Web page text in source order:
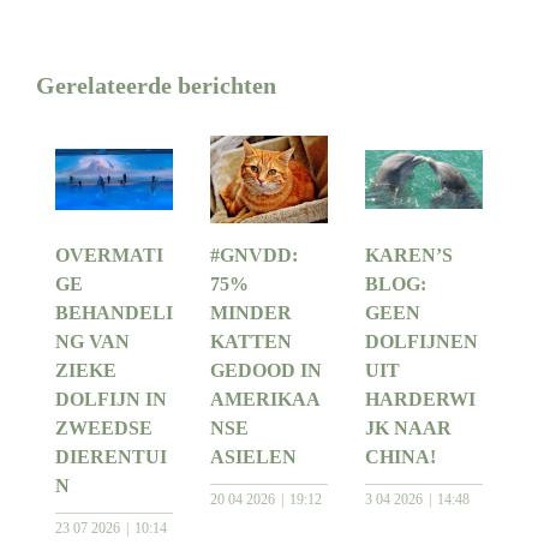
Gerelateerde berichten
OVERMATI
GE
BEHANDELI
NG VAN
ZIEKE
DOLFIJN IN
ZWEEDSE
DIERENTUI
N
23 07 2026 10:14
#GNVDD:
75%
MINDER
KATTEN
GEDOOD IN
AMERIKAA
NSE
ASIELEN
20 04 2026 19:12
KAREN’S
BLOG:
GEEN
DOLFIJNEN
UIT
HARDERWI
JK NAAR
CHINA!
3 04 2026 14:48